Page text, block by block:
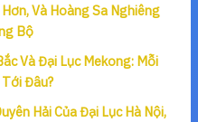
Và Hoàng Sa Nghiêng
Bộ
Và Đại Lục Mekong: Mỗi
Đâu?
Hải Của Đại Lục Hà Nội,